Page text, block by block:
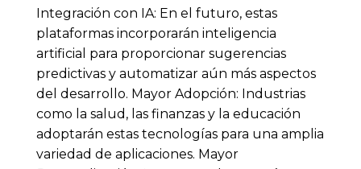
Integración con IA: En el futuro, estas
plataformas incorporarán inteligencia
artificial para proporcionar sugerencias
predictivas y automatizar aún más aspectos
del desarrollo. Mayor Adopción: Industrias
como la salud, las finanzas y la educación
adoptarán estas tecnologías para una amplia
variedad de aplicaciones. Mayor